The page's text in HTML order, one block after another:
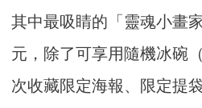
其中最吸睛的「靈魂小畫
元，除了可享用隨機冰碗
次收藏限定海報、限定提